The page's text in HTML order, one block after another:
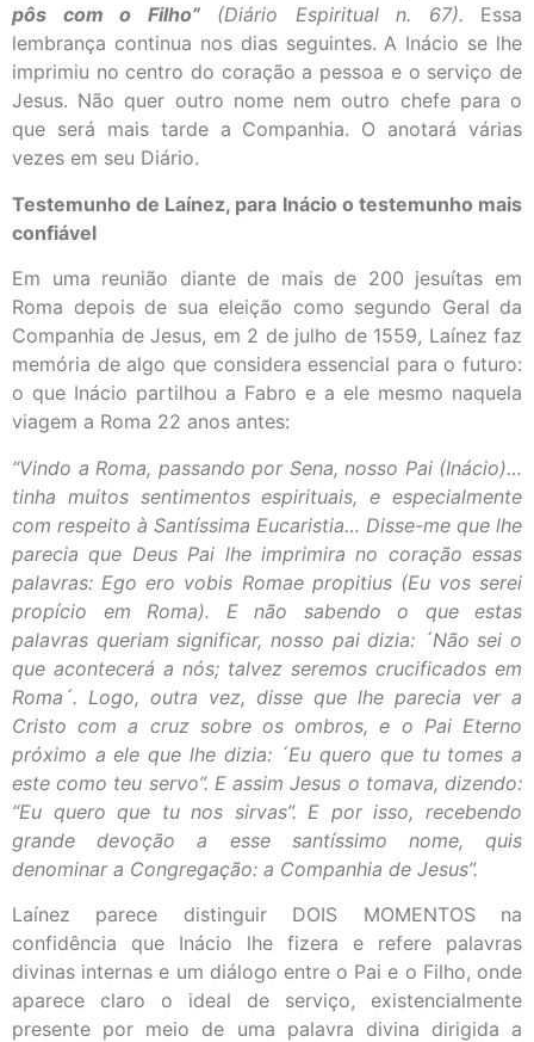
pôs com o Filho”(Diário Espiritual n. 67). Essa
lembrança continua nos dias seguintes. A Inácio se lhe
imprimiu no centro do coração a pessoa e o serviço de
Jesus. Não quer outro nome nem outro chefe para o
que será mais tarde a Companhia. O anotará várias
vezes em seu Diário.
Testemunho de Laínez, para Inácio o testemunho mais
confiável
Em uma reunião diante de mais de 200 jesuítas em
Roma depois de sua eleição como segundo Geral da
Companhia de Jesus, em 2 de julho de 1559, Laínez faz
memória de algo que considera essencial para o futuro:
o que Inácio partilhou a Fabro e a ele mesmo naquela
viagem a Roma 22 anos antes:
“Vindo a Roma, passando por Sena, nosso Pai (Inácio)…
tinha muitos sentimentos espirituais, e especialmente
com respeito à Santíssima Eucaristia… Disse-me que lhe
parecia que Deus Pai lhe imprimira no coração essas
palavras: Ego ero vobis Romae propitius (Eu vos serei
propício em Roma). E não sabendo o que estas
palavras queriam significar, nosso pai dizia: ´Não sei o
que acontecerá a nós; talvez seremos crucificados em
Roma´. Logo, outra vez, disse que lhe parecia ver a
Cristo com a cruz sobre os ombros, e o Pai Eterno
próximo a ele que lhe dizia: ´Eu quero que tu tomes a
este como teu servo”. E assim Jesus o tomava, dizendo:
“Eu quero que tu nos sirvas”. E por isso, recebendo
grande devoção a esse santíssimo nome, quis
denominar a Congregação: a Companhia de Jesus”.
Laínez parece distinguir DOIS MOMENTOS na
confidência que Inácio lhe fizera e refere palavras
divinas internas e um diálogo entre o Pai e o Filho, onde
aparece claro o ideal de serviço, existencialmente
presente por meio de uma palavra divina dirigida a